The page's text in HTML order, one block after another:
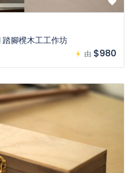
腳櫈木工工作坊
由 $980